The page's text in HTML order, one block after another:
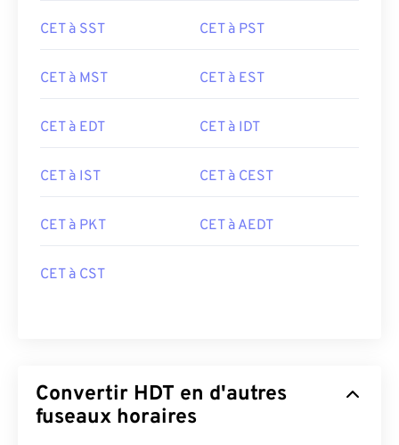
CET à SST CET à PST
CET à MST CET à EST
CET à EDT CET à IDT
CET à IST CET à CEST
CET à PKT CET à AEDT
CET à CST
Convertir HDT en d'autres
fuseaux horaires